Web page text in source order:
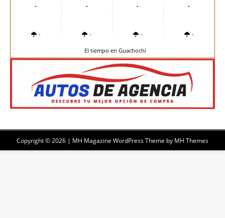
-
-
-
-
-
-
-
-
El tiempo en Guachochi
Copyright © 2026 | MH Magazine WordPress Theme by MH Themes